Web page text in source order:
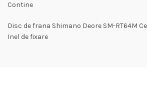
Contine
Disc de frana Shimano Deore SM-RT64M
Inel de fixare